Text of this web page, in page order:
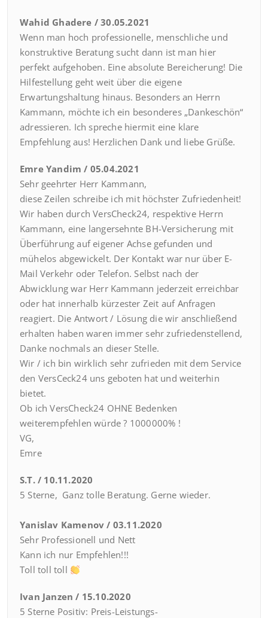
Wahid Ghadere / 30.05.2021
Wenn man hoch professionelle, menschliche und
konstruktive Beratung sucht dann ist man hier
perfekt aufgehoben. Eine absolute Bereicherung! Die
Hilfestellung geht weit über die eigene
Erwartungshaltung hinaus. Besonders an Herrn
Kammann, möchte ich ein besonderes „Dankeschön“
adressieren. Ich spreche hiermit eine klare
Empfehlung aus! Herzlichen Dank und liebe Grüße.
Emre Yandim / 05.04.2021
Sehr geehrter Herr Kammann,
diese Zeilen schreibe ich mit höchster Zufriedenheit!
Wir haben durch VersCheck24, respektive Herrn
Kammann, eine langersehnte BH-Versicherung mit
Überführung auf eigener Achse gefunden und
mühelos abgewickelt. Der Kontakt war nur über E-
Mail Verkehr oder Telefon. Selbst nach der
Abwicklung war Herr Kammann jederzeit erreichbar
oder hat innerhalb kürzester Zeit auf Anfragen
reagiert. Die Antwort / Lösung die wir anschließend
erhalten haben waren immer sehr zufriedenstellend,
Danke nochmals an dieser Stelle.
Wir / ich bin wirklich sehr zufrieden mit dem Service
den VersCeck24 uns geboten hat und weiterhin
bietet.
Ob ich VersCheck24 OHNE Bedenken
weiterempfehlen würde ? 1000000% !
VG,
Emre
S.T. / 10.11.2020
5 Sterne, Ganz tolle Beratung. Gerne wieder.
Yanislav Kamenov / 03.11.2020
Sehr Professionell und Nett
Kann ich nur Empfehlen!!!
Toll toll toll
Ivan Janzen / 15.10.2020
5 Sterne Positiv: Preis-Leistungs-